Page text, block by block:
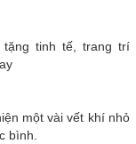
tặng tinh tế, trang trí
một vài vết khí nhỏ
bình.